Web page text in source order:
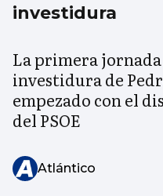
investidura
La primera jornada
investidura de
empezado con el
del PSOE
Atlántico